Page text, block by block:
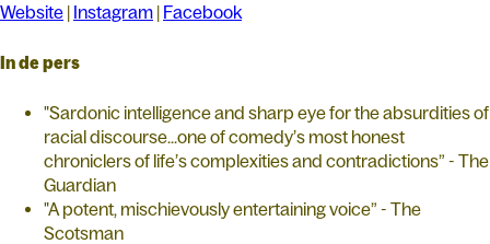
Website | Instagram | Facebook
In de pers
"Sardonic intelligence and sharp eye for the absurdities of
racial discourse...one of comedy’s most honest
chroniclers of life’s complexities and contradictions” - The
Guardian
"A potent, mischievously entertaining voice” - The
Scotsman